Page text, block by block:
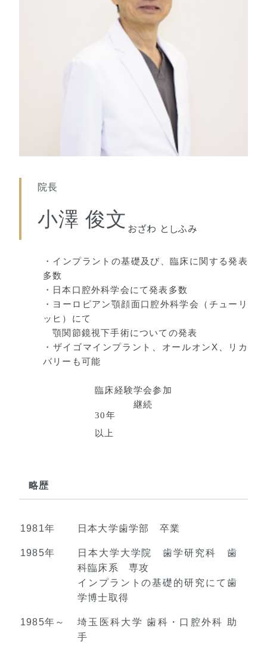
院長
小澤 俊文 おざわ としふみ
・インプラントの基礎及び、臨床に関する発表
多数
・日本口腔外科学会にて発表多数
・ヨーロピアン顎顔面口腔外科学会（チューリ
ッヒ）にて
顎関節鏡視下手術についての発表
・ザイゴマインプラント、オールオンX、リカ
バリーも可能
臨床経験
30年
以上
学会参加
継続
略歴
1981年 日本大学歯学部 卒業
1985年
日本大学大学院 歯学研究科 歯
科臨床系 専攻
インプラントの基礎的研究にて歯
学博士取得
1985年～
埼玉医科大学 歯科・口腔外科 助
手